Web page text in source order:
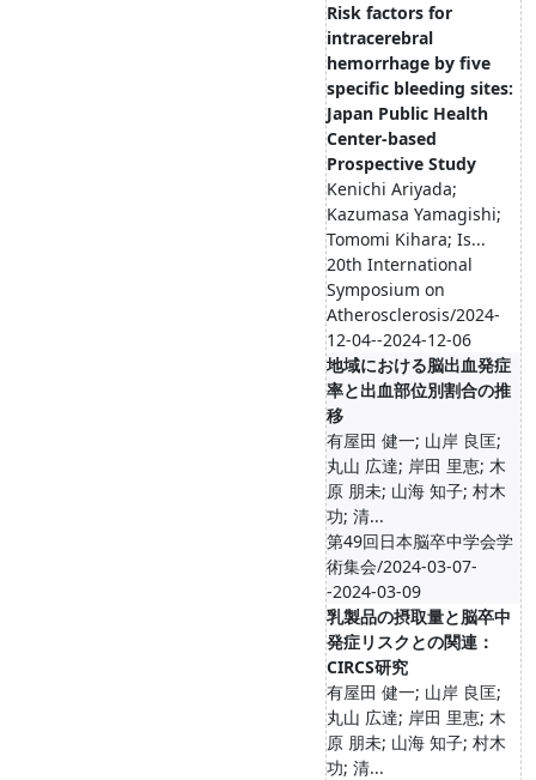
Risk factors for
intracerebral
hemorrhage by five
specific bleeding sites:
Japan Public Health
Center-based
Prospective Study
Kenichi Ariyada;
Kazumasa Yamagishi;
Tomomi Kihara; Is...
20th International
Symposium on
Atherosclerosis/2024-
12-04--2024-12-06
地域における脳出血発症
率と出血部位別割合の推
移
有屋田 健一; 山岸 良匡;
丸山 広達; 岸田 里恵; 木
原 朋未; 山海 知子; 村木
功; 清...
第49回日本脳卒中学会学
術集会/2024-03-07-
-2024-03-09
乳製品の摂取量と脳卒中
発症リスクとの関連：
CIRCS研究
有屋田 健一; 山岸 良匡;
丸山 広達; 岸田 里恵; 木
原 朋未; 山海 知子; 村木
功; 清...